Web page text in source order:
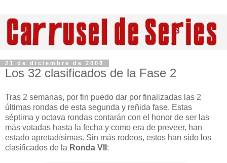
21 de diciembre de 2008
Los 32 clasificados de la Fase 2
Tras 2 semanas, por fin puedo dar por finalizadas las 2
últimas rondas de esta segunda y reñida fase. Estas
séptima y octava rondas contarán con el honor de ser las
más votadas hasta la fecha y como era de preveer, han
estado apretadísimas. Sin más rodeos, estos han sido los
clasificados de la Ronda VII :